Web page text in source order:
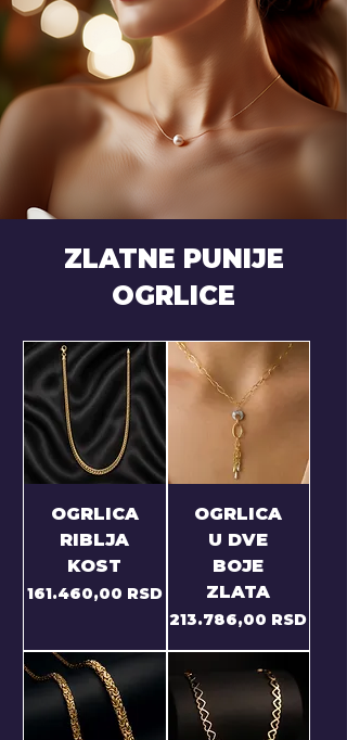
ZLATNE PUNIJE
OGRLICE
OGRLICA
RIBLJA
KOST
Price
161.460,00 RSD
OGRLICA
U DVE
BOJE
ZLATA
Price
213.786,00 RSD